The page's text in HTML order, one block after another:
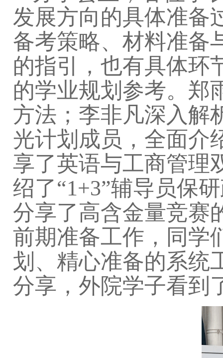
发展方向的具体准备
备考策略、材料准备
的指引，也有具体环
的学业规划参考。 郑
方法； 李非凡深入解
光计划成员，全面介
享了英语与工商管理
绍了“1+3”辅导员保
分享了高含金量竞赛
前期准备工作， 同学
划、精心准备的系统
分享 ， 外院学子看到